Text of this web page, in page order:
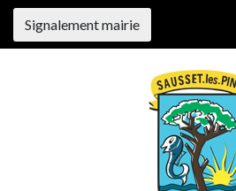
Signalement mairie